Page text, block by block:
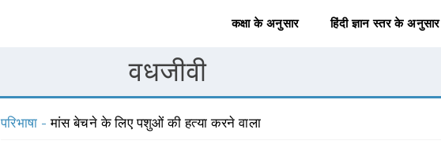
कक्षा के अनुसार हिंदी ज्ञान स्तर के अनुसार
वधजीवी
परिभाषा -मांस बेचने के लिए पशुओं की हत्या करने वाला